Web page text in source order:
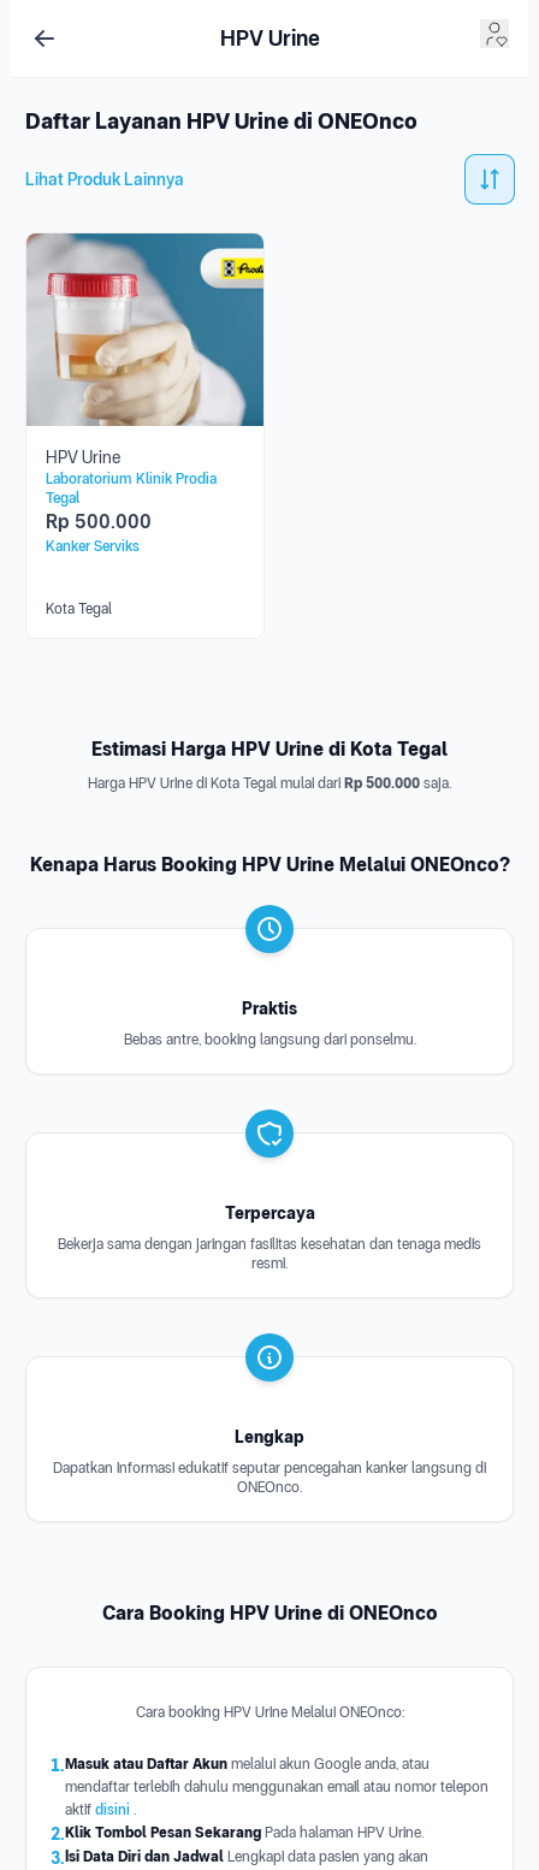
HPV Urine
Daftar Layanan HPV Urine di ONEOnco
Lihat Produk Lainnya
HPV Urine
Laboratorium Klinik Prodia
Tegal
Rp 500.000
Kanker Serviks
Kota Tegal
Estimasi Harga HPV Urine di Kota Tegal
Harga HPV Urine di Kota Tegal mulai dari Rp 500.000 saja.
Kenapa Harus Booking HPV Urine Melalui ONEOnco?
Praktis
Bebas antre, booking langsung dari ponselmu.
Terpercaya
Bekerja sama dengan jaringan fasilitas kesehatan dan tenaga medis
resmi.
Lengkap
Dapatkan informasi edukatif seputar pencegahan kanker langsung di
ONEOnco.
Cara Booking HPV Urine di ONEOnco
Cara booking HPV Urine Melalui ONEOnco:
1. Masuk atau Daftar Akun melalui akun Google anda, atau
mendaftar terlebih dahulu menggunakan email atau nomor telepon
aktif disini .
2. Klik Tombol Pesan Sekarang Pada halaman HPV Urine.
3. Isi Data Diri dan Jadwal Lengkapi data pasien yang akan